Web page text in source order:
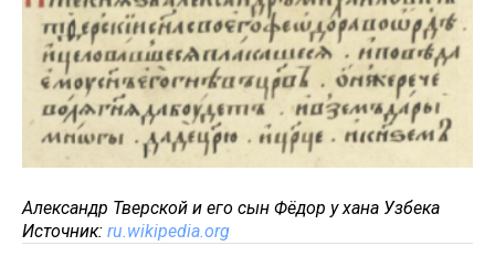
Александр Тверской и его сын Фёдор у хана Узбека
Источник: ru.wikipedia.org